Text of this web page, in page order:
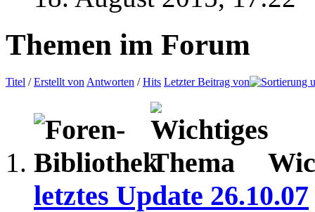
Themen im Forum
Titel /Erstellt von Antworten /Hits Letzter Beitrag von
letztes Update 26.10.07